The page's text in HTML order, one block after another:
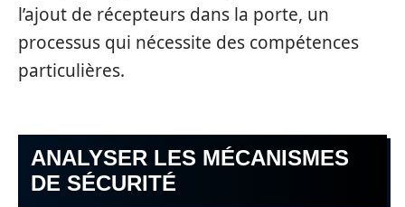
l’ajout de récepteurs dans la porte, un
processus qui nécessite des compétences
particulières.
ANALYSER LES MÉCANISMES
DE SÉCURITÉ